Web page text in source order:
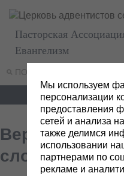
ПОИСК
Пасторская
Евангелизм
Верность
слову
Мы используем
персонализации
предоставления
сетей и анализа
также делимся
использовании
партнерами по
рекламе и